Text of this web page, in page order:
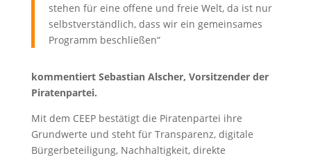
stehen für eine offene und freie Welt, da ist nur
selbstverständlich, dass wir ein gemeinsames
Programm beschließen“
kommentiert Sebastian Alscher, Vorsitzender der
Piratenpartei.
Mit dem CEEP bestätigt die Piratenpartei ihre
Grundwerte und steht für Transparenz, digitale
Bürgerbeteiligung, Nachhaltigkeit, direkte